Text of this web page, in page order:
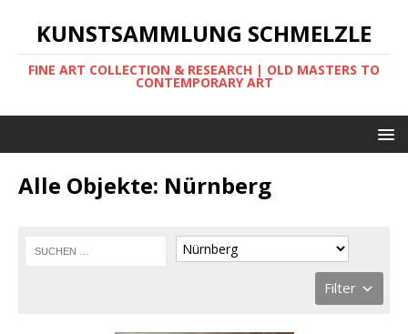
KUNSTSAMMLUNG SCHMELZLE
FINE ART COLLECTION & RESEARCH | OLD MASTERS TO
CONTEMPORARY ART
Alle Objekte: Nürnberg
Filter